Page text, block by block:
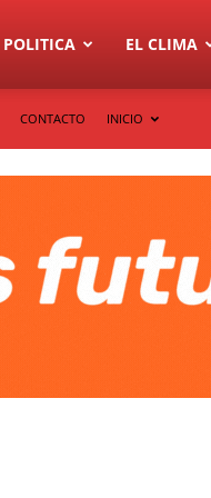
POLITICA EL CLIMA
CONTACTO INICIO